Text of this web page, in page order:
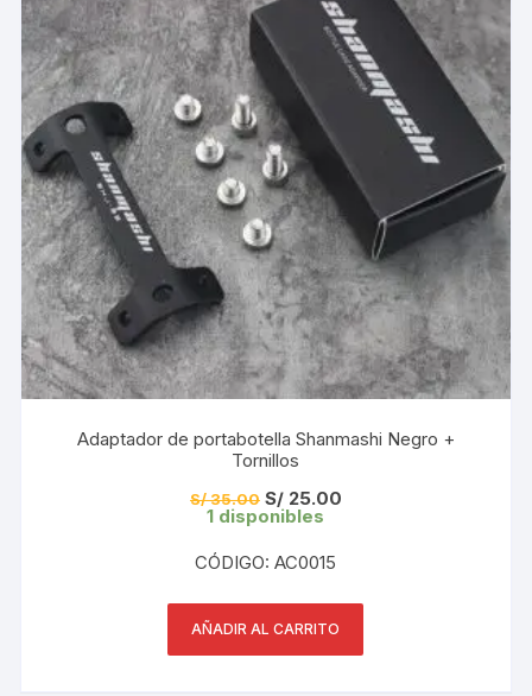
Adaptador de portabotella Shanmashi Negro +
Tornillos
S/35.00 El
precio
S/ 35.00.
S/25.00El
1 disponibles
CÓDIGO: AC0015
AÑADIR AL CARRITO